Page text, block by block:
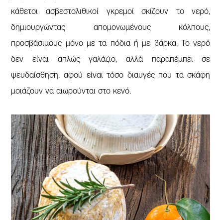
κάθετοι ασβεστολιθικοί γκρεμοί σκίζουν το νερό,
δημιουργώντας απομονωμένους κόλπους,
προσβάσιμους μόνο με τα πόδια ή με βάρκα. Το νερό
δεν είναι απλώς γαλάζιο, αλλά παραπέμπει σε
ψευδαίσθηση, αφού είναι τόσο διαυγές που τα σκάφη
μοιάζουν να αιωρούνται στο κενό.